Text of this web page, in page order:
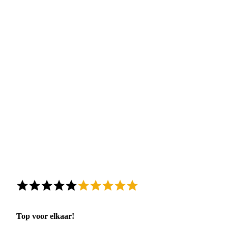
Top voor elkaar!